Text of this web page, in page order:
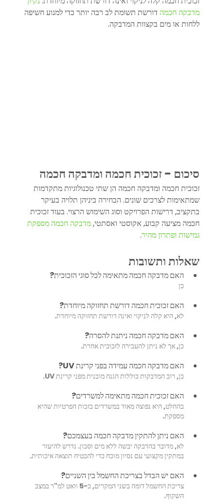
מדבקה חכמה דורשת תשומת לב רבה יותר כדי למנוע חשיפה
ללחות או מים בקצוות המדבקה.
סיכום - זכוכית חכמה ומדבקה חכמה
זכוכית חכמה ומדבקה חכמה הן שתי טכנולוגיות מתקדמות
שמתאימות לצרכים שונים. הבחירה ביניהן תלויה בעיקר
בתקציב, דרישות הפרויקט וסוג השימוש הרצוי. בעוד זכוכית
חכמה מציעה קבוע, אקוסטי ואסתטי, מדבקה חכמה מספקת
גמישות ופתרון מהיר.
שאלות ותשובות
האם מדבקה חכמה מתאימה לכל סוגי הזכוכית?
כן
האם זכוכית חכמה דורשת תחזוקה מיוחדת?
לא, היא קלה לניקוי ואינה דורשת תחזוקה מיוחדת.
האם מדבקה חכמה ניתנת להסרה?
כן, אך לא ניתן להעבירה לזכוכית אחרת.
האם מדבקה חכמה עמידה בפני קרינת UV?
כן, רוב המדבקות כוללות הגנה מובנית מפני קרינת UV.
האם זכוכית חכמה מתאימה למשרדים?
בהחלט, היא נפוצה מאוד במשרדים בזכות הפרטיות שהיא
מספקת.
האם ניתן להתקין מדבקה חכמה בעצמכם?
לא, מדובר בהדבקה יבשה ללא מים וסבון. נדרש להיעזר
במתקין מקצועי עם נסיון מוכח כדי להבטיח תוצאה איכותית.
האם יש הבדל בצריכת החשמל בין השניים?
צריכת החשמל דומה בשני המקרים, כ-5 וואט למ"ר במצב
השקוף.